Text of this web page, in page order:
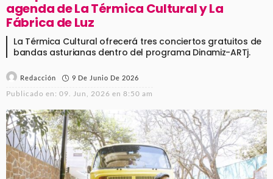
agenda de La Térmica Cultural y La
Fábrica de Luz
La Térmica Cultural ofrecerá tres conciertos gratuitos de
bandas asturianas dentro del programa Dinamiz-ARTj.
Redacción 9 De Junio De 2026
Publicado en: 09. Jun, 2026 en 8:50 am